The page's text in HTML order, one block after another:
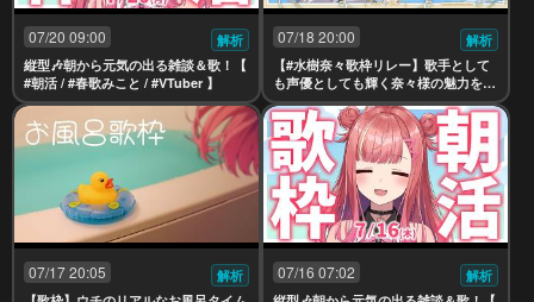
07/20 09:00
解析
縦型🎶朝から元気の出る雑談＆歌！【
#朝活 / #春歌みこと / #VTuber 】
07/18 20:00
解析
【#水樹奈々歌枠リレー】歌手として
も声優としても輝く奈々様の魅力を、
ウチらしくお届けします！！✨✨Singi
ng Stream【 #春歌みこと 】
07/17 20:05
解析
07/16 07:02
解析